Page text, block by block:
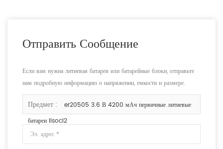
Отправить Сообщение
Если вам нужна литиевая батарея или батарейные блоки, отправьте
нам подробную информацию о напряжении, емкости и размере.
Предмет :
er20505 3.6 В 4200 мАч первичные литиевые
батареи lisocl2